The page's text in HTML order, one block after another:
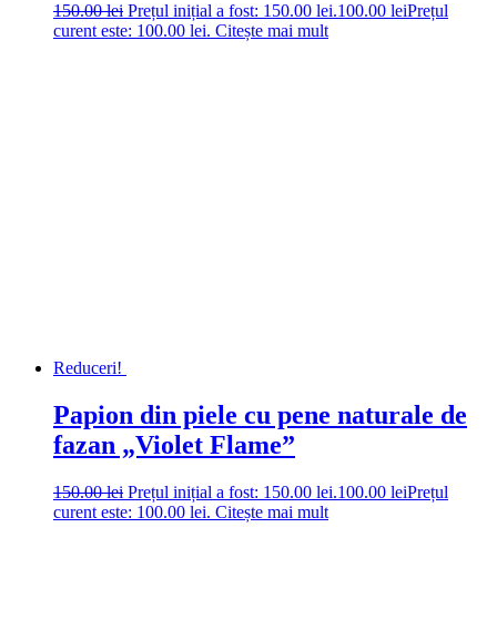
150.00lei Prețul inițial a fost: 150.00 lei.100.00 leiPrețul
curent este: 100.00 lei. Citește mai mult
Reduceri!
Papion din piele cu pene naturale de
fazan „Violet Flame”
150.00lei Prețul inițial a fost: 150.00 lei.100.00 leiPrețul
curent este: 100.00 lei. Citește mai mult